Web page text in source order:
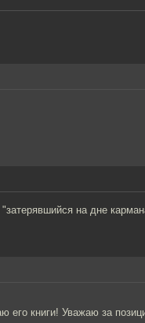
"затерявшийся на дне
книги! Уважаю за